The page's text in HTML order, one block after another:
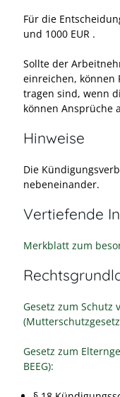
Für die
und 1000 EUR .
Sollte der
einreichen, können
tragen sind, wenn
können Ansprüche
Hinweise
Die
nebeneinander.
Vertiefende
Merkblatt zum
Gesetz zum
Gesetz zum
BEEG):